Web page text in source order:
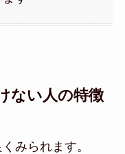
ない人の特徴
みられます。